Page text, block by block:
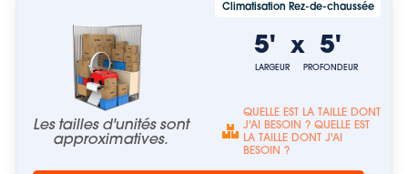
Les tailles d'unités sont
approximatives.
Climatisation Rez-de-chaussée
5'
LARGEUR
x 5'
PROFONDEUR
QUELLE EST LA TAILLE DONT
J'AI BESOIN ? QUELLE EST
LA TAILLE DONT J'AI
BESOIN ?